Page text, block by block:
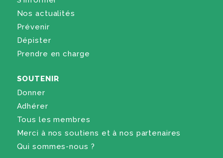
Nos actualités
Prévenir
Dépister
Prendre en charge
SOUTENIR
Donner
Adhérer
Tous les membres
Merci à nos soutiens et à nos partenaires
Qui sommes-nous ?